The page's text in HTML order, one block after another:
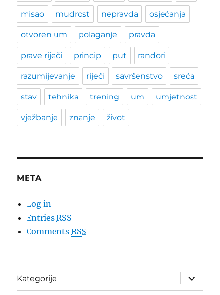
misao mudrost nepravda osjećanja
otvoren um polaganje pravda
prave riječi princip put randori
razumijevanje riječi savršenstvo sreća
stav tehnika trening um umjetnost
vježbanje znanje život
META
Log in
EntriesRSS
CommentsRSS
Kategorije
expand
child
menu